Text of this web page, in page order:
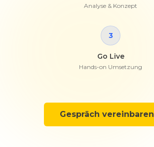
Analyse & Konzept
3
Go Live
Hands-on Umsetzung
Gespräch vereinbaren